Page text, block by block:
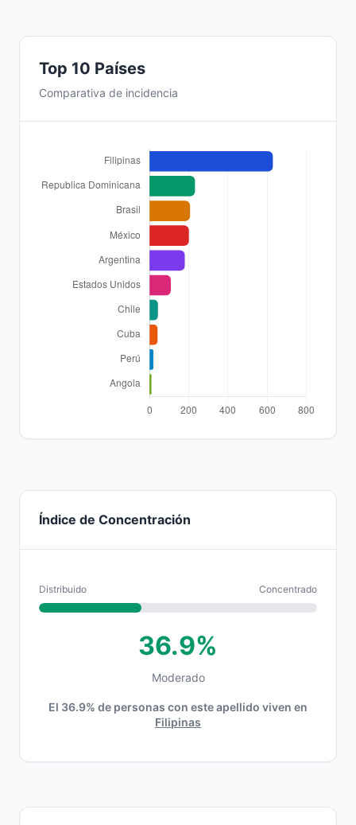
Top 10 Países
Comparativa de incidencia
Índice de Concentración
Distribuido Concentrado
36.9%
Moderado
El 36.9% de personas con este apellido viven en
Filipinas